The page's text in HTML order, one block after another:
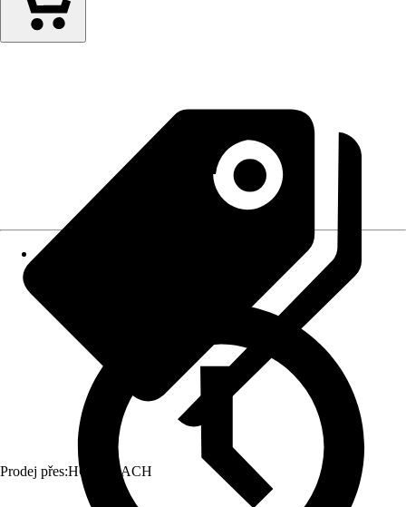
Prodej přes:HORNBACH